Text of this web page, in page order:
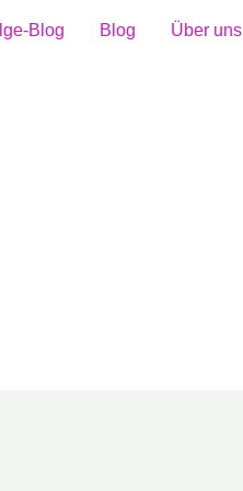
Blog Blog Über uns